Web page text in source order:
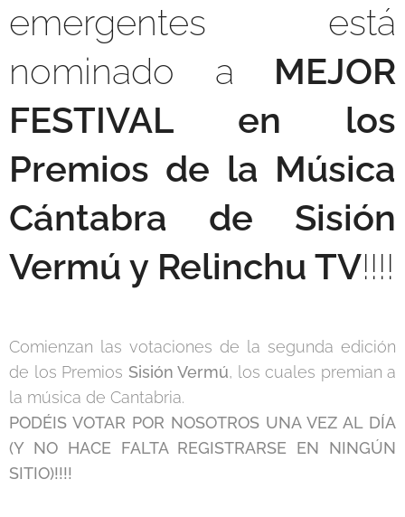
emergentes está
nominado a MEJOR
FESTIVAL en los
Premios de la Música
Cántabra de Sisión
Vermú y Relinchu TV!!!!
Comienzan las votaciones de la segunda edición
de los Premios Sisión Vermú, los cuales premian a
la música de Cantabria.
PODÉIS VOTAR POR NOSOTROS UNA VEZ AL DÍA
(Y NO HACE FALTA REGISTRARSE EN NINGÚN
SITIO)!!!!